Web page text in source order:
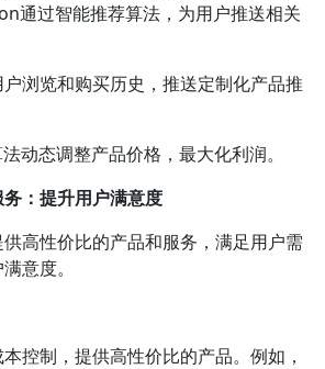
通过智能推荐算法，为用户推送相关
浏览和购买历史，推送定制化产品推
动态调整产品价格，最大化利润。
：提升用户满意度
高性价比的产品和服务，满足用户需
意度。
控制，提供高性价比的产品。例如，